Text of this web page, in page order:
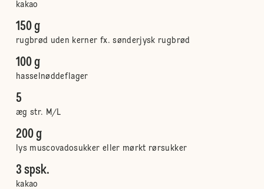
kakao
150 g
rugbrød uden kerner fx. sønderjysk rugbrød
100 g
hasselnøddeflager
5
æg str. M/L
200 g
lys muscovadosukker eller mørkt rørsukker
3 spsk.
kakao